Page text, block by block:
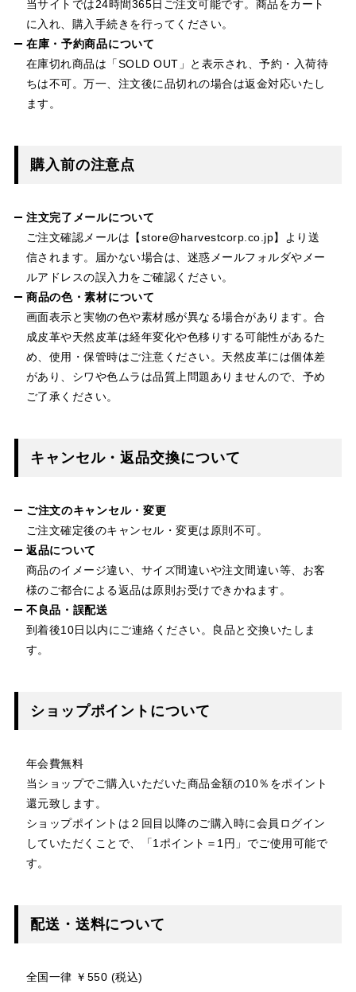
当サイトでは24時間365日ご注文可能です。商品をカート
に入れ、購入手続きを行ってください。
在庫・予約商品について
在庫切れ商品は「SOLD OUT」と表示され、予約・入荷待
ちは不可。万一、注文後に品切れの場合は返金対応いたし
ます。
購入前の注意点
注文完了メールについて
ご注文確認メールは【store@harvestcorp.co.jp】より送
信されます。届かない場合は、迷惑メールフォルダやメー
ルアドレスの誤入力をご確認ください。
商品の色・素材について
画面表示と実物の色や素材感が異なる場合があります。合
成皮革や天然皮革は経年変化や色移りする可能性があるた
め、使用・保管時はご注意ください。天然皮革には個体差
があり、シワや色ムラは品質上問題ありませんので、予め
ご了承ください。
キャンセル・返品交換について
ご注文のキャンセル・変更
ご注文確定後のキャンセル・変更は原則不可。
返品について
商品のイメージ違い、サイズ間違いや注文間違い等、お客
様のご都合による返品は原則お受けできかねます。
不良品・誤配送
到着後10日以内にご連絡ください。良品と交換いたしま
す。
ショップポイントについて
年会費無料
当ショップでご購入いただいた商品金額の10％をポイント
還元致します。
ショップポイントは２回目以降のご購入時に会員ログイン
していただくことで、「1ポイント＝1円」でご使用可能で
す。
配送・送料について
全国一律 ￥550 (税込)